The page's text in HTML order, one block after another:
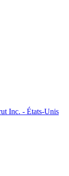
Inc. - États-Unis